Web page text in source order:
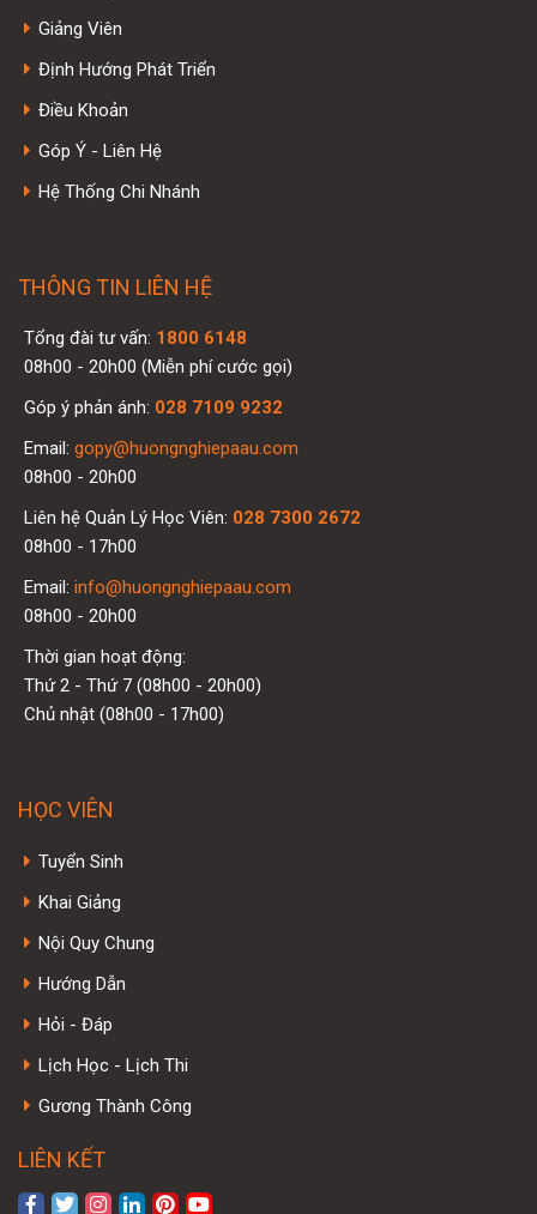
Giảng Viên
Định Hướng Phát Triển
Điều Khoản
Góp Ý - Liên Hệ
Hệ Thống Chi Nhánh
THÔNG TIN LIÊN HỆ
Tổng đài tư vấn: 1800 6148
08h00 - 20h00 (Miễn phí cước gọi)
Góp ý phản ánh: 028 7109 9232
Email: gopy@huongnghiepaau.com
08h00 - 20h00
Liên hệ Quản Lý Học Viên: 028 7300 2672
08h00 - 17h00
Email: info@huongnghiepaau.com
08h00 - 20h00
Thời gian hoạt động:
Thứ 2 - Thứ 7 (08h00 - 20h00)
Chủ nhật (08h00 - 17h00)
HỌC VIÊN
Tuyển Sinh
Khai Giảng
Nội Quy Chung
Hướng Dẫn
Hỏi - Đáp
Lịch Học - Lịch Thi
Gương Thành Công
LIÊN KẾT